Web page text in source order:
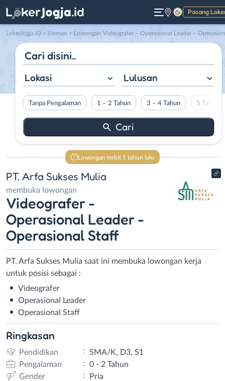
Pasang
Gelap
LokerJogja.ID > Sleman > Lowongan Videografer – Operasional Leader – Operasional Staff di PT. Arfa Sukses Mulia
Lokasi Lulusan
Tanpa Pengalaman 1 – 2 Tahun 3 – 4 Tahun 5 Tahun
Lowongan terbit 1 tahun lalu
PT. Arfa Sukses Mulia
membuka lowongan
Videografer -
Operasional Leader -
Operasional Staff
PT. Arfa Sukses Mulia saat ini membuka lowongan kerja
untuk posisi sebagai :
Videografer
Operasional Leader
Operasional Staff
Ringkasan
Pendidikan :
SMA/K, D3, S1
Pengalaman
:
0 - 2 Tahun
Gender
:
Pria